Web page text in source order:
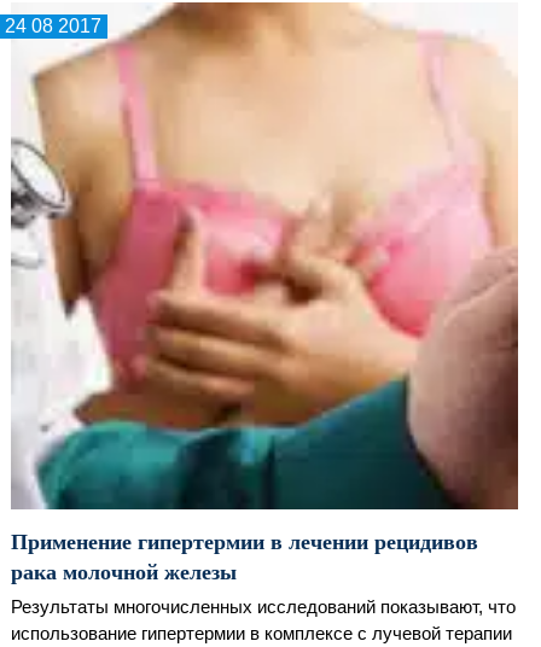
24 08 2017
Применение гипертермии в лечении рецидивов
рака молочной железы
Результаты многочисленных исследований показывают, что
использование гипертермии в комплексе с лучевой терапии